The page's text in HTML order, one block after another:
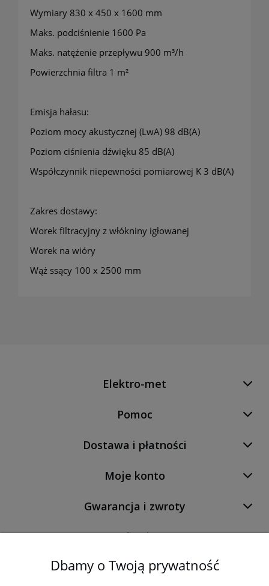
Wymiary 830 x 450 x 1600 mm
Maks. podciśnienie 1600 Pa
Maks. natężenie przepływu 900 m³/h
Powierzchnia filtra 1 m²
Emisja hałasu:
Poziom mocy akustycznej (LwA) 98 dB(A)
Poziom ciśnienia dźwięku 85 dB(A)
Współczynnik niepewności pomiarowej K 3 dB(A)
Zakres dostawy:
Worek filtracyjny z włókniny igłowanej
Worek na wióry
Wąż ssący 100 x 2500 mm
Elektro-met
Pomoc
Dostawa i płatności
Moje konto
Gwarancja i zwroty
O firmie
Dbamy o Twoją prywatność